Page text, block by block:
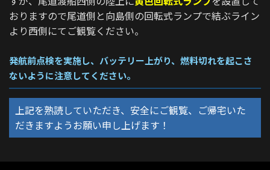
おりますので尾道側と向島側の回転式ランプで結ぶライン
より西側にてご観覧ください。
発航前点検を実施し、バッテリー上がり、燃料切れを起こさ
ないように注意してください。
上記を熟読していただき、安全にご観覧、ご帰宅いた
だきますようお願い申し上げます！